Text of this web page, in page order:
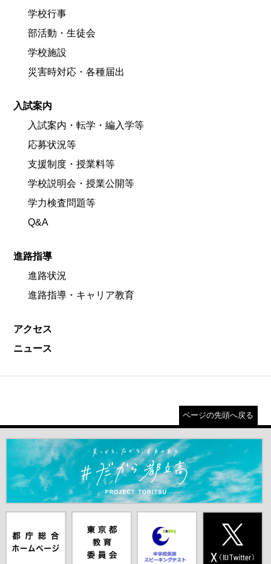
学校行事
部活動・生徒会
学校施設
災害時対応・各種届出
入試案内
入試案内・転学・編入学等
応募状況等
支援制度・授業料等
学校説明会・授業公開等
学力検査問題等
Q&A
進路指導
進路状況
進路指導・キャリア教育
アクセス
ニュース
ページの先頭へ戻る
＃だから都立高（別ウインドウが開きます）
ムページ（別
ウインドウが
員会（別ウイ
ンドウが開き
ピーキングテ
スト（別ウイ
（別ウインド
ウが開きま